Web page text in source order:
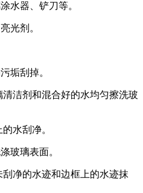
水器、铲刀等。
光剂。
垢刮掉。
洁剂和混合好的水均匀擦洗玻
水刮净。
玻璃表面。
净的水迹和边框上的水迹抹